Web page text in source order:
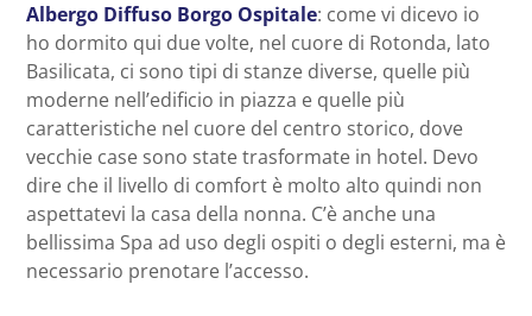
Albergo Diffuso Borgo Ospitale: come vi dicevo io
ho dormito qui due volte, nel cuore di Rotonda, lato
Basilicata, ci sono tipi di stanze diverse, quelle più
moderne nell’edificio in piazza e quelle più
caratteristiche nel cuore del centro storico, dove
vecchie case sono state trasformate in hotel. Devo
dire che il livello di comfort è molto alto quindi non
aspettatevi la casa della nonna. C’è anche una
bellissima Spa ad uso degli ospiti o degli esterni, ma è
necessario prenotare l’accesso.